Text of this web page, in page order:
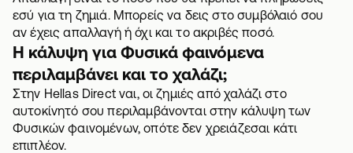
εσύ για τη ζημιά. Μπορείς να δεις στο συμβόλαιό σου
αν έχεις απαλλαγή ή όχι και το ακριβές ποσό.
Η κάλυψη για Φυσικά φαινόμενα
περιλαμβάνει και το χαλάζι;
Στην Hellas Direct ναι, οι ζημιές από χαλάζι στο
αυτοκίνητό σου περιλαμβάνονται στην κάλυψη των
Φυσικών φαινομένων, οπότε δεν χρειάζεσαι κάτι
επιπλέον.